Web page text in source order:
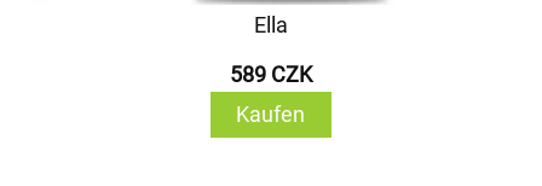
Ella
589 CZK
Kaufen